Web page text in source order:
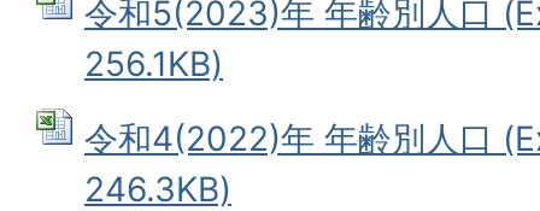
令和5(2023)年 年齢別人口
256.1KB)
令和4(2022)年 年齢別人口
246.3KB)